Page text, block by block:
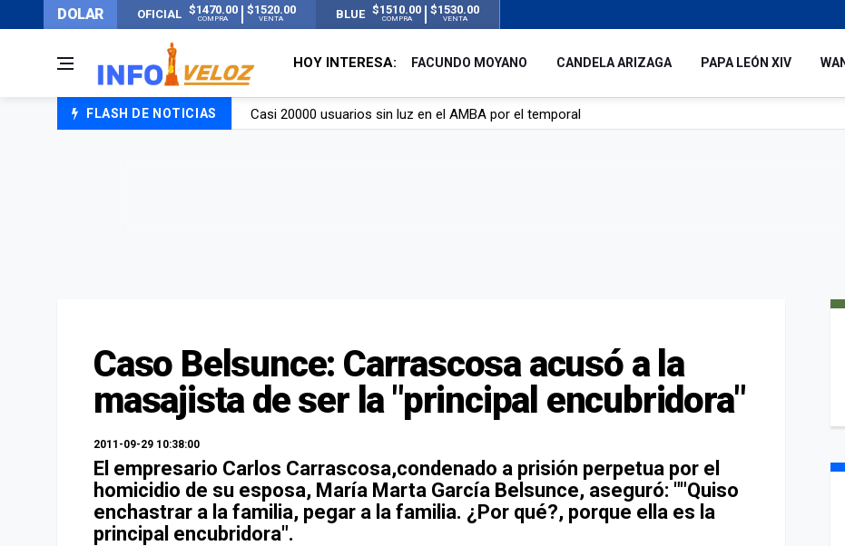
DOLAR OFICIAL $1470.00
COMPRA
$1520.00
VENTA BLUE $1510.00
COMPRA
$1530.00
VENTA
HOY INTERESA: FACUNDO MOYANO CANDELA ARIZAGA PAPA LEÓN XIV
FLASH DE NOTICIAS
Candela Arizaga rompió el silencio tras el incidente con Facundo Moyano: “Tengo errores como
Caso Belsunce: Carrascosa acusó a la
masajista de ser la "principal encubridora"
2011-09-29 10:38:00
El empresario Carlos Carrascosa,condenado a prisión perpetua por el
homicidio de su esposa, María Marta García Belsunce, aseguró: ""Quiso
enchastrar a la familia, pegar a la familia. ¿Por qué?, porque ella es la
principal encubridora".